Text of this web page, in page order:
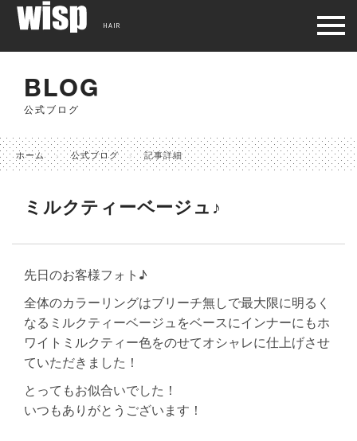
BLOG
公式ブログ
ホーム 公式ブログ 記事詳細
ミルクティーベージュ♪
先日のお客様フォト♪
全体のカラーリングはブリーチ無しで最大限に明るく
なるミルクティーベージュをベースにインナーにもホ
ワイトミルクティー色をのせてオシャレに仕上げさせ
ていただきました！
とってもお似合いでした！
いつもありがとうございます！
HAIR